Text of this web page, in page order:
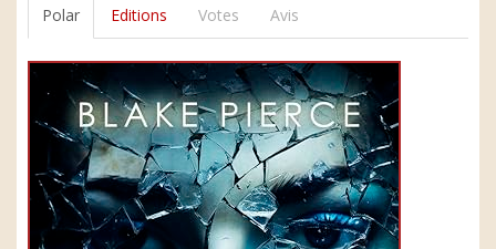
Polar Editions Votes Avis